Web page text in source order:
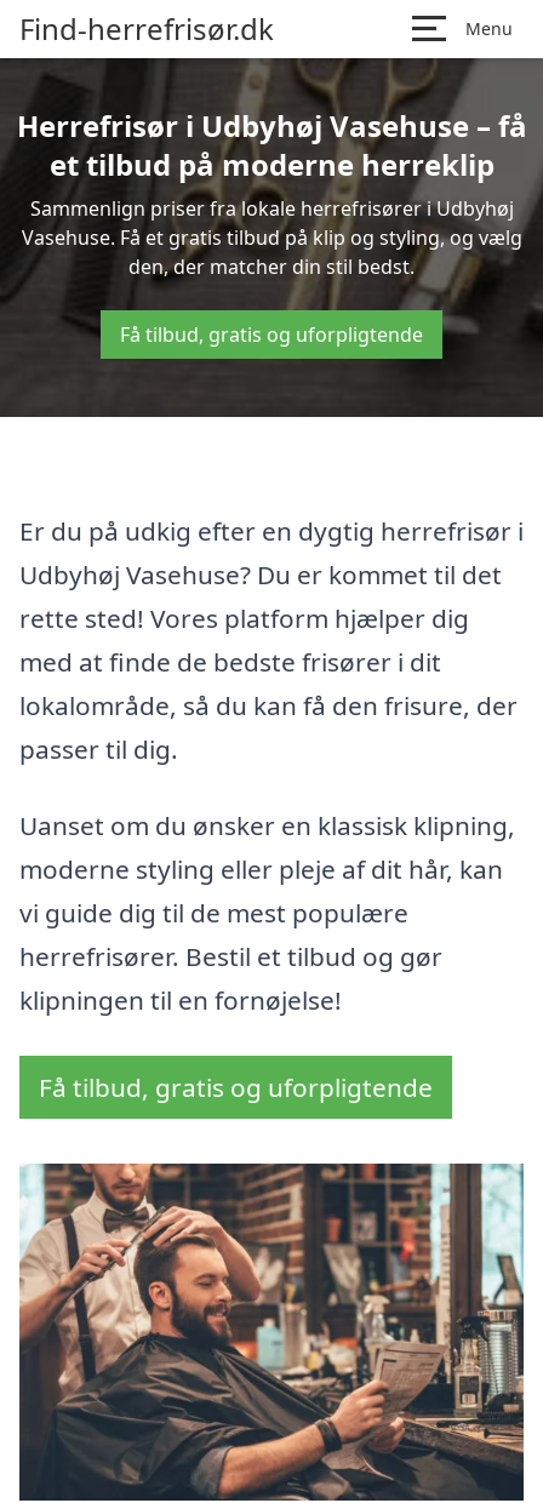
Find-herrefrisør.dk Menu
Herrefrisør i Udbyhøj Vasehuse – få
et tilbud på moderne herreklip
Sammenlign priser fra lokale herrefrisører i Udbyhøj
Vasehuse. Få et gratis tilbud på klip og styling, og vælg
den, der matcher din stil bedst.
Få tilbud, gratis og uforpligtende
Er du på udkig efter en dygtig herrefrisør i
Udbyhøj Vasehuse? Du er kommet til det
rette sted! Vores platform hjælper dig
med at finde de bedste frisører i dit
lokalområde, så du kan få den frisure, der
passer til dig.
Uanset om du ønsker en klassisk klipning,
moderne styling eller pleje af dit hår, kan
vi guide dig til de mest populære
herrefrisører. Bestil et tilbud og gør
klipningen til en fornøjelse!
Få tilbud, gratis og uforpligtende